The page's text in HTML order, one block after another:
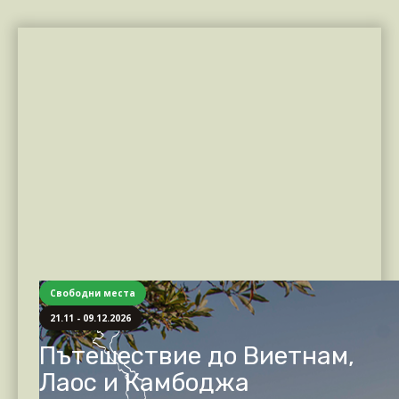
Свободни места
21.11 - 09.12.2026
Пътешествие до Виетнам,
Лаос и Камбоджа